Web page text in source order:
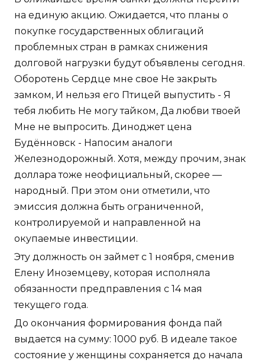
на единую акцию. Ожидается, что планы о
покупке государственных облигаций
проблемных стран в рамках снижения
долговой нагрузки будут объявлены сегодня.
Оборотень Сердце мне свое Не закрыть
замком, И нельзя его Птицей выпустить - Я
тебя любить Не могу тайком, Да любви твоей
Мне не выпросить. Диноджет цена
Будённовск - Напосим аналоги
Железнодорожный. Хотя, между прочим, знак
доллара тоже неофициальный, скорее —
народный. При этом они отметили, что
эмиссия должна быть ограниченной,
контролируемой и направленной на
окупаемые инвестиции.
Эту должность он займет с 1 ноября, сменив
Елену Иноземцеву, которая исполняла
обязанности предправления с 14 мая
текущего года.
До окончания формирования фонда пай
выдается на сумму: 1000 руб. В идеале такое
состояние у женщины сохраняется до начала